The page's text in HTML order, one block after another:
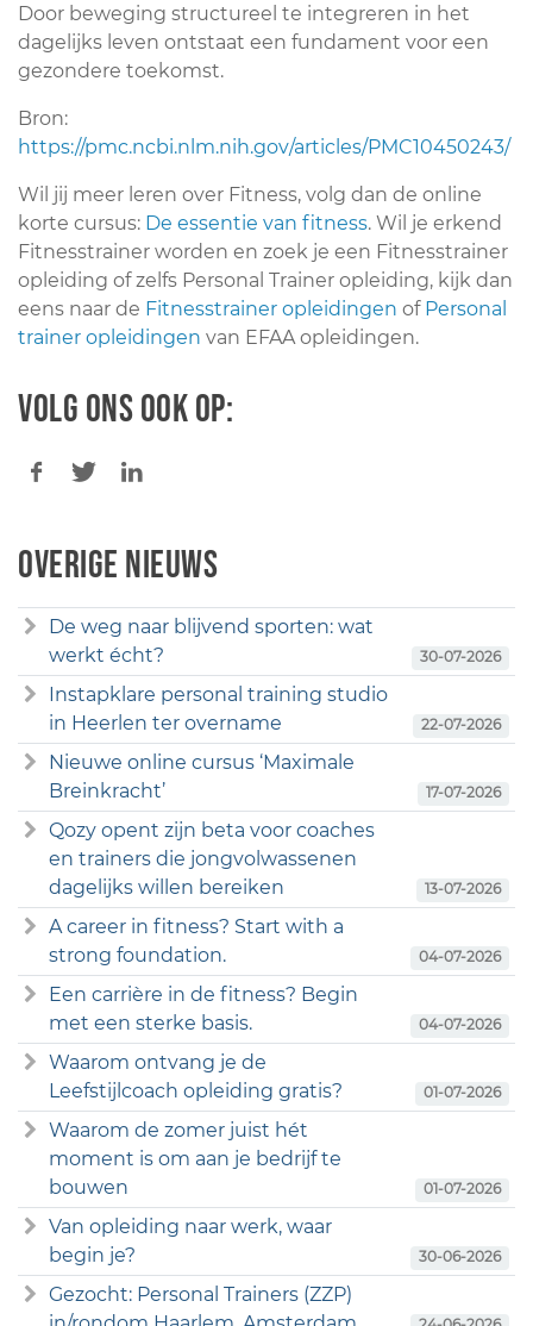
Door beweging structureel te integreren in het
dagelijks leven ontstaat een fundament voor een
gezondere toekomst.
Bron:
https://pmc.ncbi.nlm.nih.gov/articles/PMC10450243/
Wil jij meer leren over Fitness, volg dan de online
korte cursus: De essentie van fitness. Wil je erkend
Fitnesstrainer worden en zoek je een Fitnesstrainer
opleiding of zelfs Personal Trainer opleiding, kijk dan
eens naar de Fitnesstrainer opleidingen of Personal
trainer opleidingen van EFAA opleidingen.
Volg ons ook op:
Overige nieuws
De weg naar blijvend sporten: wat
werkt écht?
30-07-2026
Instapklare personal training studio
in Heerlen ter overname
22-07-2026
Nieuwe online cursus ‘Maximale
Breinkracht’
17-07-2026
Qozy opent zijn beta voor coaches
en trainers die jongvolwassenen
dagelijks willen bereiken
13-07-2026
A career in fitness? Start with a
strong foundation.
04-07-2026
Een carrière in de fitness? Begin
met een sterke basis.
04-07-2026
Waarom ontvang je de
Leefstijlcoach opleiding gratis?
01-07-2026
Waarom de zomer juist hét
moment is om aan je bedrijf te
bouwen
01-07-2026
Van opleiding naar werk, waar
begin je?
30-06-2026
Gezocht: Personal Trainers (ZZP)